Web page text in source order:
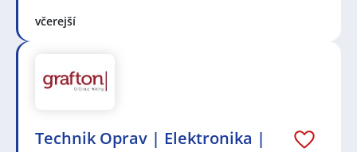
včerejší
Technik Oprav | Elektronika |